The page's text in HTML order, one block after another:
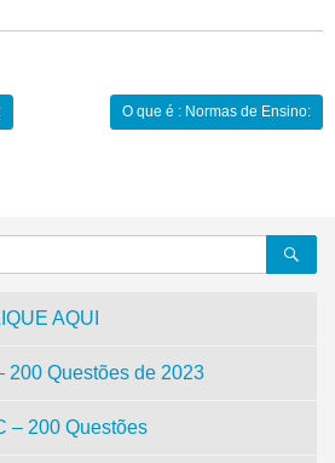
O que é : Normas de Ensino:
AQUI
200 Questões de 2023
– 200 Questões